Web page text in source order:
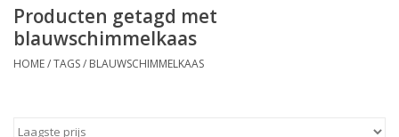
Producten getagd met
blauwschimmelkaas
HOME/TAGS/ BLAUWSCHIMMELKAAS